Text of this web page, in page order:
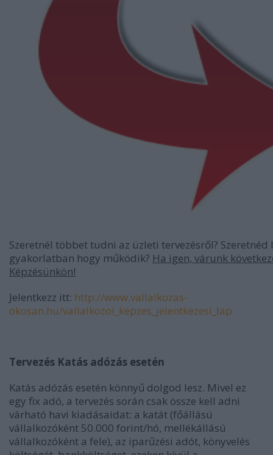
Szeretnél többet tudni az üzleti tervezésről? Szeretnéd
gyakorlatban hogy működik? Ha igen, várunk
Képzésünkön!
Jelentkezz itt: http://www.vallalkozas-
okosan.hu/vallalkozoi_kepzes_jelentkezesi_lap
Tervezés Katás adózás esetén
Katás adózás esetén könnyű dolgod lesz. Mivel ez
egy fix adó, a tervezés során csak össze kell adni
várható havi kiadásaidat: a katát (főállású
vállalkozóként 50.000 forint/hó, mellékállású
vállalkozóként a fele), az iparűzési adót, könyvelés